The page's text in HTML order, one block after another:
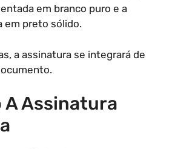
em branco puro e a
em preto sólido.
a assinatura se integrará de
A Assinatura